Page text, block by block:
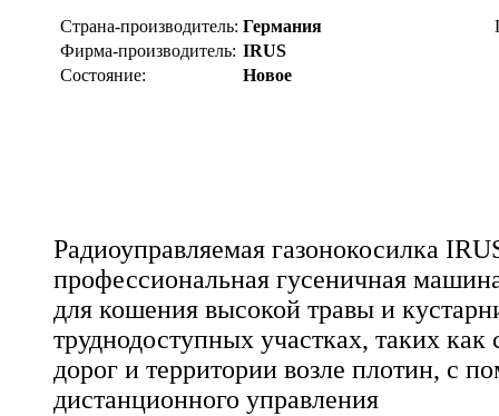
Страна-производитель: Германия
Фирма-производитель: IRUS
Состояние:
Новое
Радиоуправляемая газонокосилка
профессиональная гусеничная
для кошения высокой травы и
труднодоступных участках, таких
дорог и территории возле плотин, с
дистанционного управления